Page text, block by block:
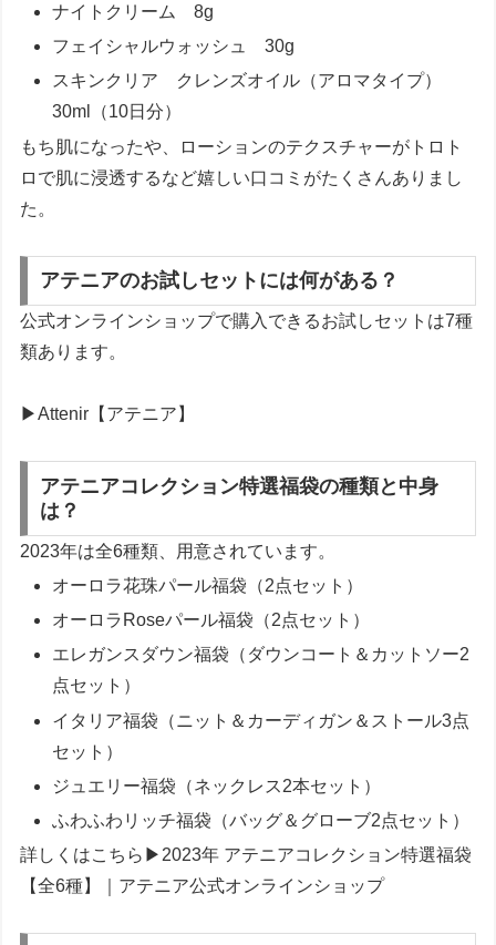
ナイトクリーム 8g
フェイシャルウォッシュ 30g
スキンクリア クレンズオイル（アロマタイプ）
30ml（10日分）
もち肌になったや、ローションのテクスチャーがトロト
ロで肌に浸透するなど嬉しい口コミがたくさんありまし
た。
アテニアのお試しセットには何がある？
公式オンラインショップで購入できるお試しセットは7種
類あります。
▶Attenir【アテニア】
アテニアコレクション特選福袋の種類と中身
は？
2023年は全6種類、用意されています。
オーロラ花珠パール福袋（2点セット）
オーロラRoseパール福袋（2点セット）
エレガンスダウン福袋（ダウンコート＆カットソー2
点セット）
イタリア福袋（ニット＆カーディガン＆ストール3点
セット）
ジュエリー福袋（ネックレス2本セット）
ふわふわリッチ福袋（バッグ＆グローブ2点セット）
詳しくはこちら▶2023年 アテニアコレクション特選福袋
【全6種】｜アテニア公式オンラインショップ